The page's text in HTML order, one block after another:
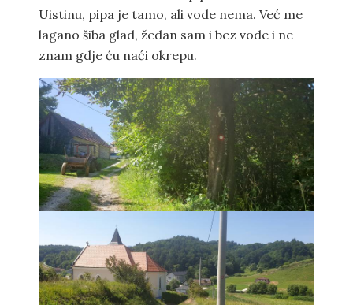
Uistinu, pipa je tamo, ali vode nema. Već me
lagano šiba glad, žedan sam i bez vode i ne
znam gdje ću naći okrepu.